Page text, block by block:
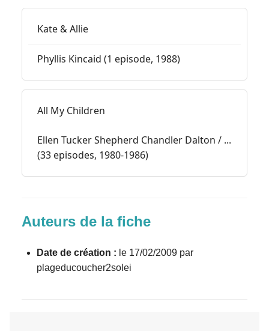
Kate & Allie
Phyllis Kincaid (1 episode, 1988)
All My Children
Ellen Tucker Shepherd Chandler Dalton / ...
(33 episodes, 1980-1986)
Auteurs de la fiche
Date de création : le 17/02/2009 par
plageducoucher2solei